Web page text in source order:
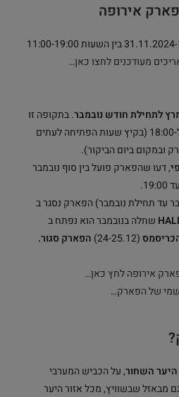
אירופה
: 31.11.2024-12.01.2025 בין השעות 11:00-19:00
מעודכנים לחצו כאן…
לתחילת חודש נובמבר. בתקופה זו
שעות הפעילות הן בין 09:00 ל-18:00 (בקיץ שעות הפתיחה לעתים
ובמקום ביום הביקור).
, דעו שהפארק פועל בין סוף נובמבר
עד תחילת נובמבר) הפארק נסגר ב
שחלה בנובמבר הוא נפתח ב
(24-25.12) הפארק סגור.
פארק אירופה לחץ כאן…
של הפארק…
השחור, על הכביש המערבי
מבאזל שבשוויץ, מכל אזור היער